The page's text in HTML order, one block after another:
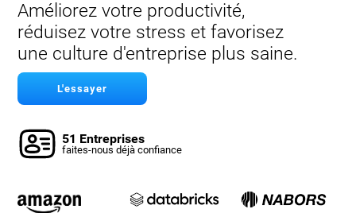
Améliorez votre productivité,
réduisez votre stress et favorisez
une culture d'entreprise plus saine.
L'essayer
51 Entreprises
faites-nous déjà confiance